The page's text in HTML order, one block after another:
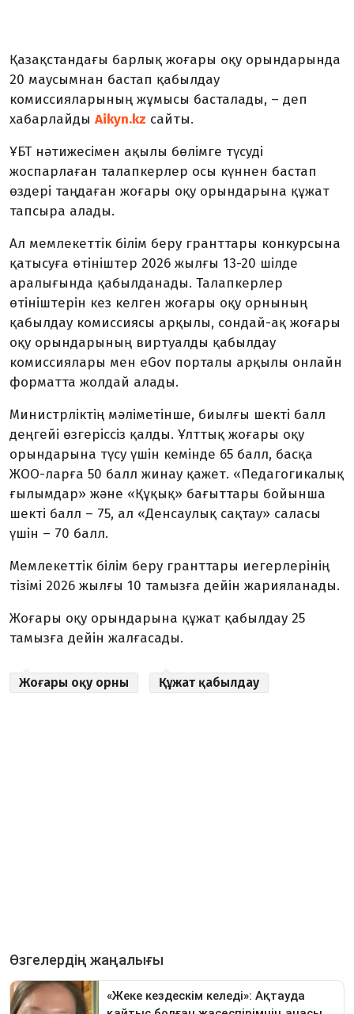
Қазақстандағы барлық жоғары оқу орындарында
20 маусымнан бастап қабылдау
комиссияларының жұмысы басталады, – деп
хабарлайды Aikyn.kz сайты.
ҰБТ нәтижесімен ақылы бөлімге түсуді
жоспарлаған талапкерлер осы күннен бастап
өздері таңдаған жоғары оқу орындарына құжат
тапсыра алады.
Ал мемлекеттік білім беру гранттары конкурсына
қатысуға өтініштер 2026 жылғы 13-20 шілде
аралығында қабылданады. Талапкерлер
өтініштерін кез келген жоғары оқу орнының
қабылдау комиссиясы арқылы, сондай-ақ жоғары
оқу орындарының виртуалды қабылдау
комиссиялары мен eGov порталы арқылы онлайн
форматта жолдай алады.
Министрліктің мәліметінше, биылғы шекті балл
деңгейі өзгеріссіз қалды. Ұлттық жоғары оқу
орындарына түсу үшін кемінде 65 балл, басқа
ЖОО-ларға 50 балл жинау қажет. «Педагогикалық
ғылымдар» және «Құқық» бағыттары бойынша
шекті балл – 75, ал «Денсаулық сақтау» саласы
үшін – 70 балл.
Мемлекеттік білім беру гранттары иегерлерінің
тізімі 2026 жылғы 10 тамызға дейін жарияланады.
Жоғары оқу орындарына құжат қабылдау 25
тамызға дейін жалғасады.
Жоғары оқу орны Құжат қабылдау